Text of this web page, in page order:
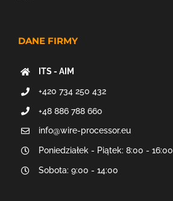
DANE FIRMY
ITS - AIM
+420 734 250 432
+48 886 788 660
info@wire-processor.eu
Poniedziałek - Piątek: 8:00 - 16:00
Sobota: 9:00 - 14:00